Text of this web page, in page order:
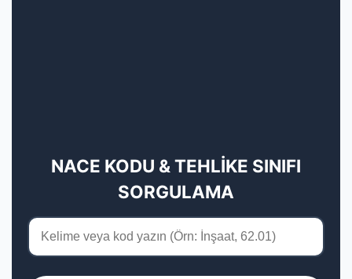
NACE KODU & TEHLİKE SINIFI
SORGULAMA